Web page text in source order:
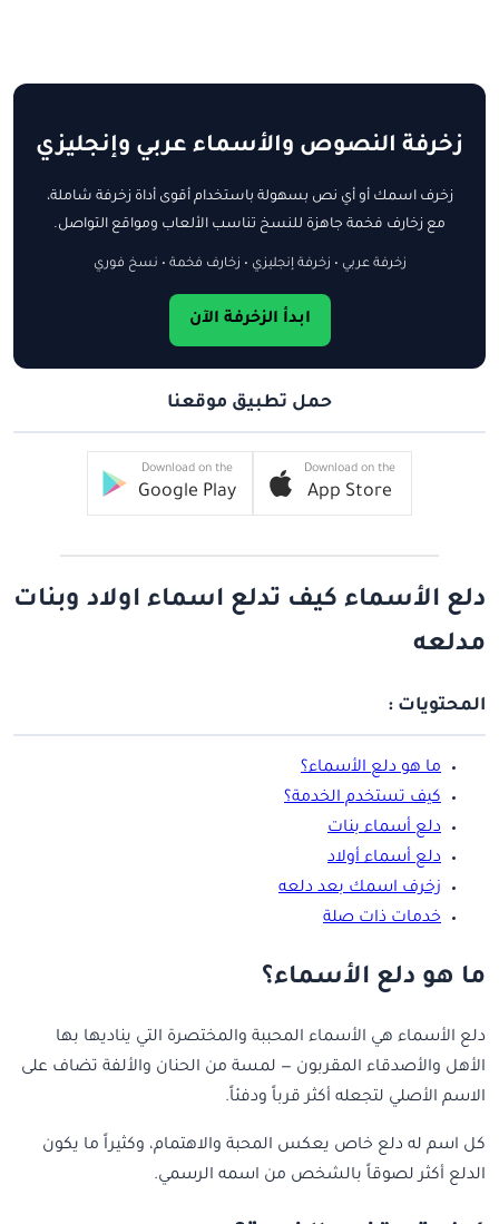
زخرفة النصوص والأسماء عربي وإنجليزي
زخرف اسمك أو أي نص بسهولة باستخدام أقوى أداة زخرفة شاملة،
مع زخارف فخمة جاهزة للنسخ تناسب الألعاب ومواقع التواصل.
زخرفة عربي • زخرفة إنجليزي • زخارف فخمة • نسخ فوري
ابدأ الزخرفة الآن
حمل تطبيق موقعنا
Download on the
App Store
Download on the
Google Play
دلع الأسماء كيف تدلع اسماء اولاد وبنات
مدلعه
المحتويات :
ما هو دلع الأسماء؟
كيف تستخدم الخدمة؟
دلع أسماء بنات
دلع أسماء أولاد
زخرف اسمك بعد دلعه
خدمات ذات صلة
ما هو دلع الأسماء؟
دلع الأسماء هي الأسماء المحببة والمختصرة التي يناديها بها
الأهل والأصدقاء المقربون — لمسة من الحنان والألفة تضاف على
الاسم الأصلي لتجعله أكثر قرباً ودفئاً.
كل اسم له دلع خاص يعكس المحبة والاهتمام، وكثيراً ما يكون
الدلع أكثر لصوقاً بالشخص من اسمه الرسمي.